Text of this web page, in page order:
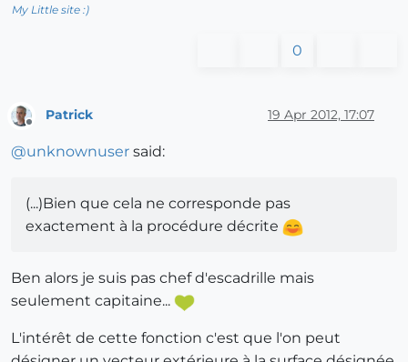
My Little site :)
0
Patrick 19 Apr 2012, 17:07
@unknownuser said:
(...)Bien que cela ne corresponde pas
exactement à la procédure décrite
Ben alors je suis pas chef d'escadrille mais
seulement capitaine...
L'intérêt de cette fonction c'est que l'on peut